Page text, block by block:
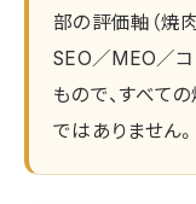
部の評価軸（焼
SEO／MEO／コ
もので、すべて
ではありません。